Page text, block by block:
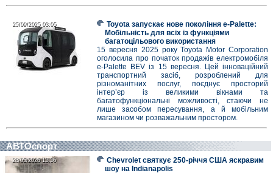
25/09/2025 03:05
25/09/2025 03:05
Toyota запускає нове покоління e-Palette:
Мобільність для всіх із функціями
багатоцільового використання
15 вересня 2025 року Toyota Motor Corporation
оголосила про початок продажів електромобіля
e-Palette BEV із 15 вересня. Цей інноваційний
транспортний засіб, розроблений для
різноманітних послуг, поєднує просторий
інтер’єр із великими вікнами та
багатофункціональні можливості, стаючи не
лише засобом пересування, а й мобільним
магазином чи розважальним простором.
АВТОспорт
28/05/2026 13:36
28/05/2026 13:36
Chevrolet святкує 250-річчя США яскравим
шоу на Indianapolis